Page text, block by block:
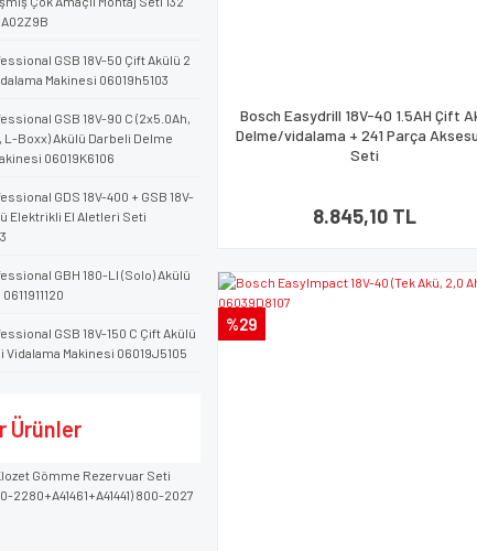
GSB 18V-50 Çift Akülü 2
Makinesi 06019h5103
GSB 18V-90 C (2x5.0Ah,
L-Boxx) Akülü Darbeli Delme
06019K6106
GDS 18V-400 + GSB 18V-
Elektrikli El Aletleri Seti
GBH 180-LI (Solo) Akülü
GSB 18V-150 C Çift Akülü
Vidalama Makinesi 06019J5105
Ürünler
Bosch Easydrill 18V-40 1.5AH Çift
Delme/vidalama + 241 Parça
Seti
8.845,10 TL
%29